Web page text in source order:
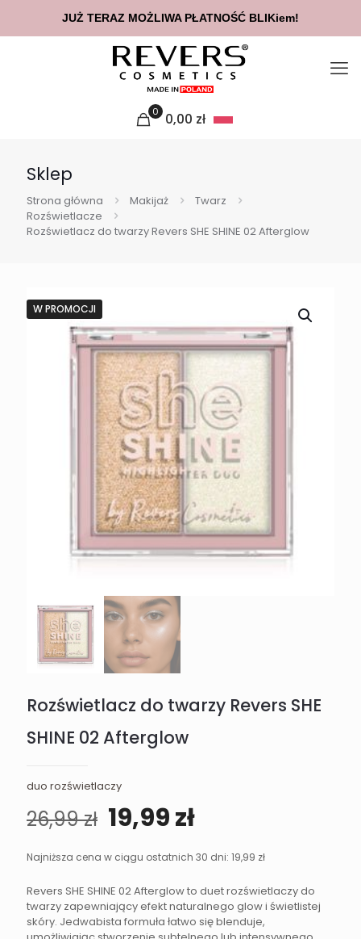
0 0,00 zł
Sklep
Strona główna Makijaż
Twarz
Rozświetlacze
Rozświetlacz do twarzy Revers SHE SHINE 02 Afterglow
W PROMOCJI
Rozświetlacz do twarzy Revers SHE
SHINE 02 Afterglow
duo rozświetlaczy
26,99zł Pierwotna
cena
wynosiła:
26,99 zł.
19,99złAktualna
wynosi:
19,99 zł.
Najniższa cena w ciągu ostatnich 30 dni: 19,99 zł
Revers SHE SHINE 02 Afterglow to duet rozświetlaczy do
twarzy zapewniający efekt naturalnego glow i świetlistej
skóry. Jedwabista formuła łatwo się blenduje,
JUŻ TERAZ MOŻLIWA PŁATNOŚĆ BLIKiem!